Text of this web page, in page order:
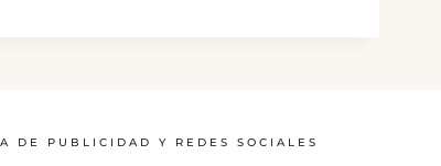
DE PUBLICIDAD Y REDES SOCIALES